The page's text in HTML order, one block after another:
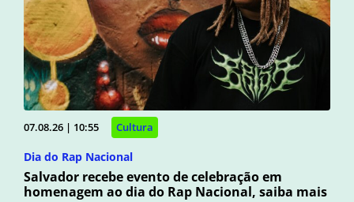
07.08.26 | 10:55 Cultura
Dia do Rap Nacional
Salvador recebe evento de celebração em
homenagem ao dia do Rap Nacional, saiba mais